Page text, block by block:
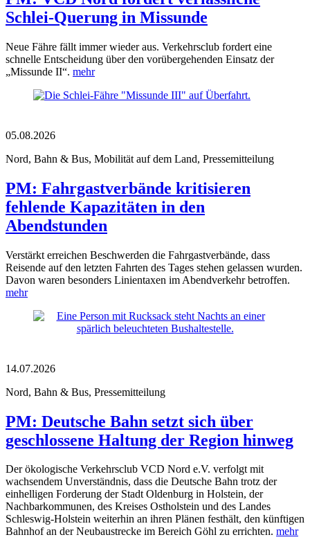
Schlei-Querung in Missunde
Neue Fähre fällt immer wieder aus. Verkehrsclub fordert eine
schnelle Entscheidung über den vorübergehenden Einsatz der
„Missunde II“. mehr
05.08.2026
Nord, Bahn & Bus, Mobilität auf dem Land, Pressemitteilung
PM: Fahrgastverbände kritisieren
fehlende Kapazitäten in den
Abendstunden
Verstärkt erreichen Beschwerden die Fahrgastverbände, dass
Reisende auf den letzten Fahrten des Tages stehen gelassen wurden.
Davon waren besonders Linientaxen im Abendverkehr betroffen.
mehr
14.07.2026
Nord, Bahn & Bus, Pressemitteilung
PM: Deutsche Bahn setzt sich über
geschlossene Haltung der Region hinweg
Der ökologische Verkehrsclub VCD Nord e.V. verfolgt mit
wachsendem Unverständnis, dass die Deutsche Bahn trotz der
einhelligen Forderung der Stadt Oldenburg in Holstein, der
Nachbarkommunen, des Kreises Ostholstein und des Landes
Schleswig-Holstein weiterhin an ihren Plänen festhält, den künftigen
Bahnhof an der Neubaustrecke im Bereich Göhl zu errichten. mehr